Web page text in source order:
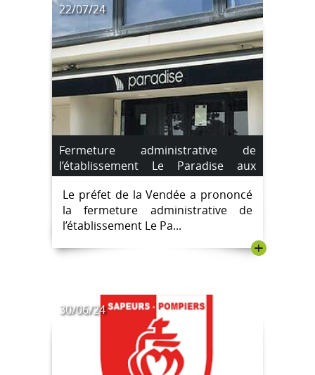
22/07/24
Fermeture administrative de
l’établissement Le Paradise aux
Sables d’Olonne à compter du lundi
22 juillet 2024
Le préfet de la Vendée a prononcé
la fermeture administrative de
l’établissement Le Pa...
+
30/06/24